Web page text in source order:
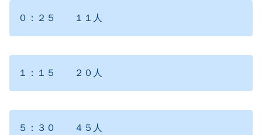
０：２５ １１人
１：１５ ２０人
５：３０ ４５人